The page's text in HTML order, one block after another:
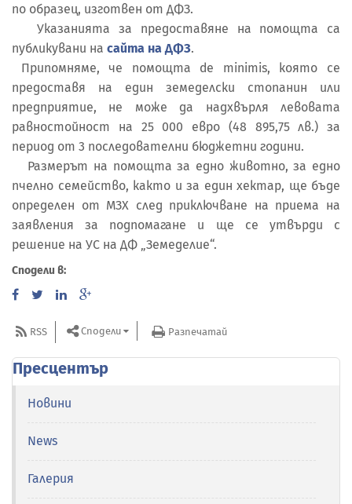
по образец, изготвен от ДФЗ.
Указанията за предоставяне на помощта са
публикувани на сайта на ДФЗ.
Припомняме, че помощта de minimis, която се
предоставя на един земеделски стопанин или
предприятие, не може да надхвърля левовата
равностойност на 25 000 евро (48 895,75 лв.) за
период от 3 последователни бюджетни години.
Размерът на помощта за едно животно, за едно
пчелно семейство, както и за един хектар, ще бъде
определен от МЗХ след приключване на приема на
заявления за подпомагане и ще се утвърди с
решение на УС на ДФ „Земеделие“.
Сподели в:
RSS Сподели Разпечатай
Пресцентър
Новини
News
Галерия